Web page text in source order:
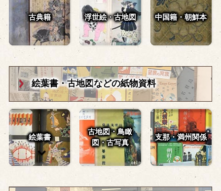
古典籍 浮世絵・古地図 中国籍・朝鮮本
絵葉書・古地図などの紙物資料
絵葉書
古地図・鳥瞰
図・古写真
支那・満州関係